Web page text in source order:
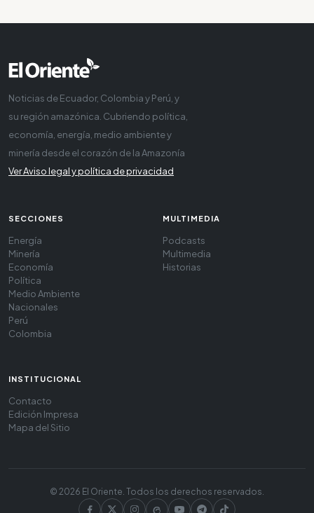
Noticias de Ecuador, Colombia y Perú, y
su región amazónica. Cubriendo política,
economía, energía, medio ambiente y
minería desde el corazón de la Amazonía
Ver Aviso legal y política de privacidad
SECCIONES
Energía
Minería
Economía
Política
Medio Ambiente
Nacionales
Perú
Colombia
MULTIMEDIA
Podcasts
Multimedia
Historias
INSTITUCIONAL
Contacto
Edición Impresa
Mapa del Sitio
© 2026 El Oriente. Todos los derechos reservados.